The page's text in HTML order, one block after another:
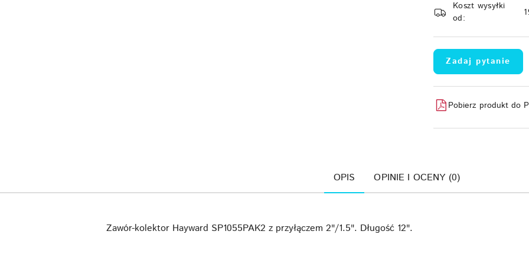
dostawa
Koszt wysyłki
od:
Zadaj pytanie
Pobierz produkt do
OPIS OPINIE I OCENY (0)
Zawór-kolektor Hayward SP1055PAK2 z przyłączem 2"/1.5". Długość 12".